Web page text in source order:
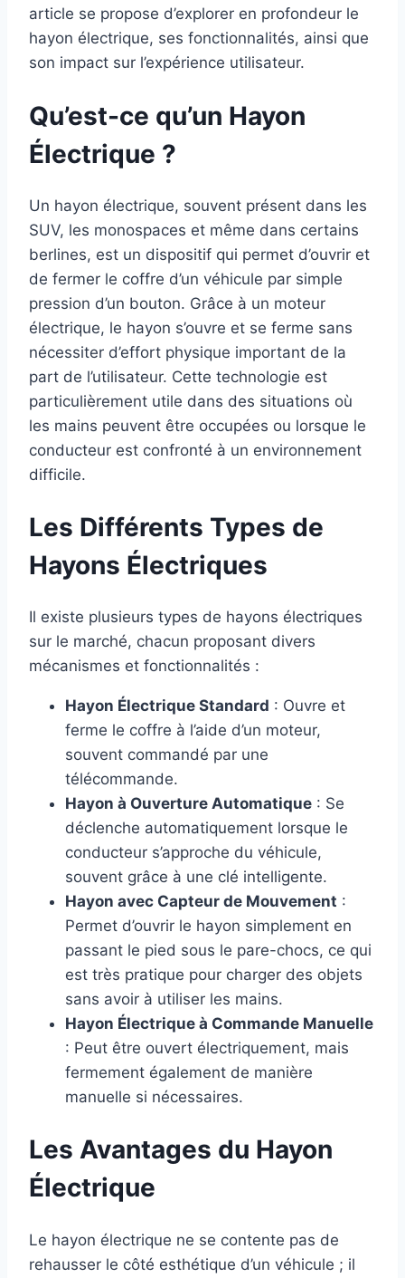
article se propose d’explorer en profondeur le
hayon électrique, ses fonctionnalités, ainsi que
son impact sur l’expérience utilisateur.
Qu’est-ce qu’un Hayon
Électrique ?
Un hayon électrique, souvent présent dans les
SUV, les monospaces et même dans certains
berlines, est un dispositif qui permet d’ouvrir et
de fermer le coffre d’un véhicule par simple
pression d’un bouton. Grâce à un moteur
électrique, le hayon s’ouvre et se ferme sans
nécessiter d’effort physique important de la
part de l’utilisateur. Cette technologie est
particulièrement utile dans des situations où
les mains peuvent être occupées ou lorsque le
conducteur est confronté à un environnement
difficile.
Les Différents Types de
Hayons Électriques
Il existe plusieurs types de hayons électriques
sur le marché, chacun proposant divers
mécanismes et fonctionnalités :
Hayon Électrique Standard : Ouvre et
ferme le coffre à l’aide d’un moteur,
souvent commandé par une
télécommande.
Hayon à Ouverture Automatique : Se
déclenche automatiquement lorsque le
conducteur s’approche du véhicule,
souvent grâce à une clé intelligente.
Hayon avec Capteur de Mouvement :
Permet d’ouvrir le hayon simplement en
passant le pied sous le pare-chocs, ce qui
est très pratique pour charger des objets
sans avoir à utiliser les mains.
Hayon Électrique à Commande Manuelle
: Peut être ouvert électriquement, mais
fermement également de manière
manuelle si nécessaires.
Les Avantages du Hayon
Électrique
Le hayon électrique ne se contente pas de
rehausser le côté esthétique d’un véhicule ; il